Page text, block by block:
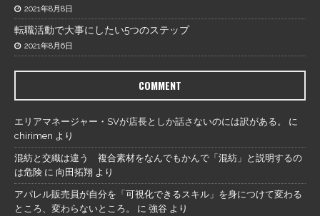
2021年8月8日
転職活動で大事にしたい5つのステップ
2021年8月6日
COMMENT
エリアマネージャー・SVが店長としか話さないのには訳がある。
に
chirimen より
混紡と交織は違う 複合素材をなんでもかんで「混紡」と説明するの
は危険 に 向田拓翔 より
アパレル販売員が自分を「可視化できるスキル」を身につけて変わる
ところ、変わらないところ。
に 強谷 より